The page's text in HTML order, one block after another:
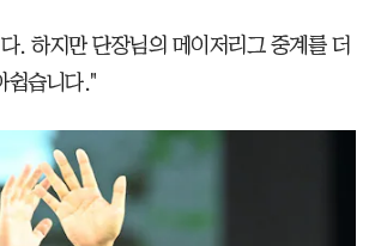
. 하지만 단장님의 메이저리그 중계를 더
쉽습니다."